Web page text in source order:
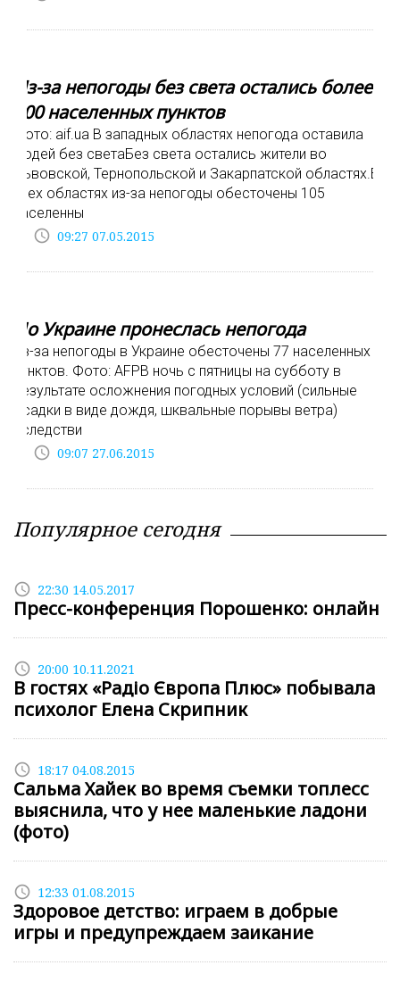
Из-за непогоды без света остались более
100 населенных пунктов
Фото: aif.ua В западных областях непогода оставила
людей без светаБез света остались жители во
Львовской, Тернопольской и Закарпатской областях.В
трех областях из-за непогоды обесточены 105
населенны
access_time 09:27 07.05.2015
По Украине пронеслась непогода
Из-за непогоды в Украине обесточены 77 населенных
пунктов. Фото: AFPВ ночь с пятницы на субботу в
результате осложнения погодных условий (сильные
осадки в виде дождя, шквальные порывы ветра)
вследстви
access_time 09:07 27.06.2015
Популярное сегодня
access_time 22:30 14.05.2017
Пресс-конференция Порошенко: онлайн
access_time 20:00 10.11.2021
В гостях «Радіо Європа Плюс» побывала
психолог Елена Скрипник
access_time 18:17 04.08.2015
Сальма Хайек во время съемки топлесс
выяснила, что у нее маленькие ладони
(фото)
access_time 12:33 01.08.2015
Здоровое детство: играем в добрые
игры и предупреждаем заикание